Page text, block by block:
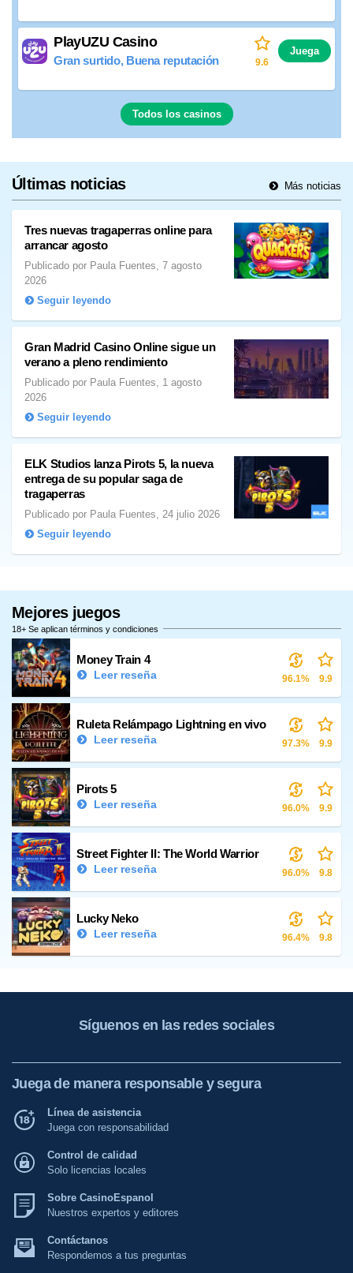
PlayUZU Casino
Gran surtido, Buena reputación 9.6
Juega
Todos los casinos
Últimas noticias Más noticias
Tres nuevas tragaperras online para
arrancar agosto
Publicado por Paula Fuentes, 7 agosto
2026
Seguir leyendo
Gran Madrid Casino Online sigue un
verano a pleno rendimiento
Publicado por Paula Fuentes, 1 agosto
2026
Seguir leyendo
ELK Studios lanza Pirots 5, la nueva
entrega de su popular saga de
tragaperras
Publicado por Paula Fuentes, 24 julio 2026
Seguir leyendo
Mejores juegos
18+ Se aplican términos y condiciones
Money Train 4
Leer reseña 96.1% 9.9
Ruleta Relámpago Lightning en vivo
Leer reseña 97.3% 9.9
Pirots 5
Leer reseña 96.0% 9.9
Street Fighter II: The World Warrior
Leer reseña 96.0% 9.8
Lucky Neko
Leer reseña 96.4% 9.8
Síguenos en las redes sociales
Juega de manera responsable y segura
Línea de asistencia
Juega con responsabilidad
Control de calidad
Solo licencias locales
Sobre CasinoEspanol
Nuestros expertos y editores
Contáctanos
Respondemos a tus preguntas